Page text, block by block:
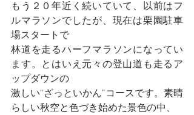
もう２０年近く続いていて、以前はフ
ルマラソンでしたが、現在は栗園駐車
場スタートで
林道を走るハーフマラソンになってい
ます。とはいえ元々の登山道も走るア
ップダウンの
激しい“ざっといかん”コースです。素晴
らしい秋空と色づき始めた景色の中、